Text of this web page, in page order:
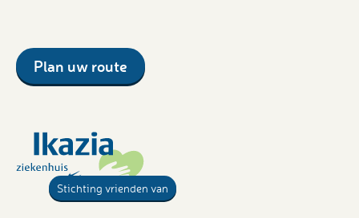
Plan uw route
Stichting vrienden van